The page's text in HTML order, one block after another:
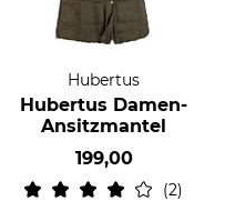
Hubertus
Hubertus Damen-
Ansitzmantel
199,00
2